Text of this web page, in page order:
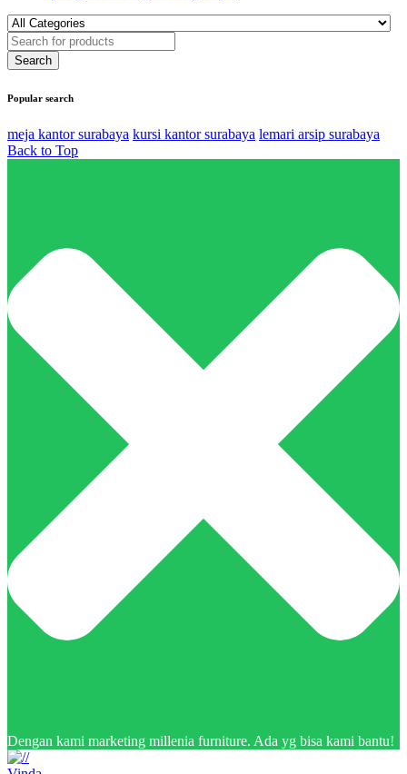
Popular search
meja kantor surabaya kursi kantor surabaya lemari arsip surabaya
Back to Top
Dengan kami marketing millenia furniture. Ada yg bisa kami bantu!